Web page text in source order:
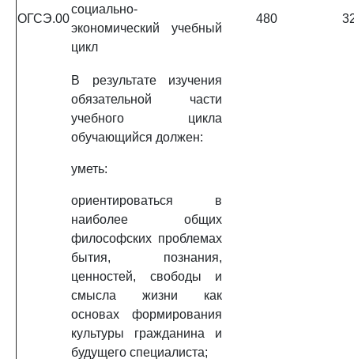
ОГСЭ.00
социально-
экономический учебный
цикл
480
В результате изучения
обязательной части
учебного цикла
обучающийся должен:
уметь:
ориентироваться в
наиболее общих
философских проблемах
бытия, познания,
ценностей, свободы и
смысла жизни как
основах формирования
культуры гражданина и
будущего специалиста;